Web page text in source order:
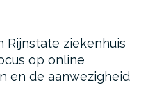
Rijnstate ziekenhuis
op online
en de aanwezigheid